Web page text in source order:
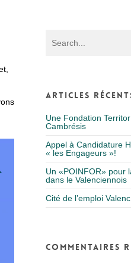
Articles
Une Fondation
Cambrésis
Appel à Candidature
« les Engageurs »!
Un «POINFOR» pour
dans le Valenciennois
Cité de l’emploi
Commentaires